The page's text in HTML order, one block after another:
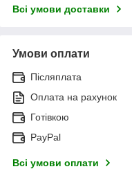
Всі умови доставки
Умови оплати
Післяплата
Оплата на рахунок
Готівкою
PayPal
Всі умови оплати